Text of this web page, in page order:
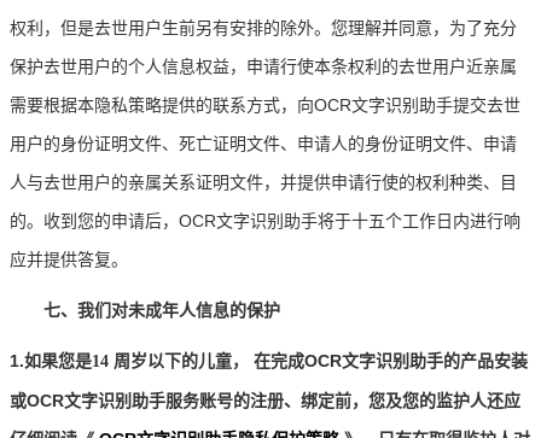
权利，但是去世用户生前另有安排的除外。您理解并同意，为了充分
保护去世用户的个人信息权益，申请行使本条权利的去世用户近亲属
需要根据本隐私策略提供的联系方式，向OCR文字识别助手提交去世
用户的身份证明文件、死亡证明文件、申请人的身份证明文件、申请
人与去世用户的亲属关系证明文件，并提供申请行使的权利种类、目
的。收到您的申请后，OCR文字识别助手将于十五个工作日内进行响
应并提供答复。
七、我们对未成年人信息的保护
1.如果您是14 周岁以下的儿童， 在完成OCR文字识别助手的产品安装
或OCR文字识别助手服务账号的注册、绑定前，您及您的监护人还应